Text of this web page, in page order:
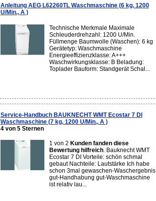
Anleitung AEG L62260TL Waschmaschine (6 kg, 1200
U/Min., A )
Technische Merkmale Maximale
Schleuderdrehzahl: 1200 U/Min.
Füllmenge Baumwolle (Waschen): 6 kg
Gerätetyp: Waschmaschine
Energieeffizienzklasse: A+++
Waschwirkungsklasse: B Beladung:
Toplader Bauform: Standgerät Schal...
Service-Handbuch BAUKNECHT WMT Ecostar 7 DI
Waschmaschine (7 kg, 1200 U/Min., A )
4 von 5 Sternen
1 von 2 Kunden fanden diese
Bewertung hilfreich. Bauknecht WMT
Ecostar 7 DI Vorteile: schön schmal
gebaut Nachteile: Lautstärke Ich habe
schon 3mal gewaschen-Waschergebnis
gut-Handhabung gut-Waschmaschine
ist relativ lau...